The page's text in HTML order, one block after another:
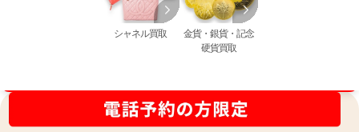
シャネル買取
金貨・銀貨・記念
硬貨買取